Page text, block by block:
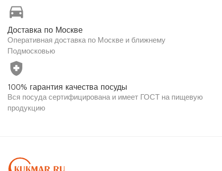
directions_car
Доставка по Москве
Оперативная доставка по Москве и ближнему
Подмосковью
health_and_safety
100% гарантия качества посуды
Вся посуда сертифицирована и имеет ГОСТ на пищевую
продукцию